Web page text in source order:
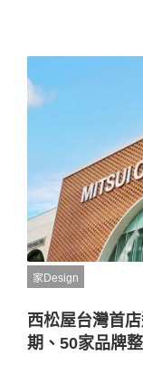
家Design
西松屋台灣首
期、50家品牌